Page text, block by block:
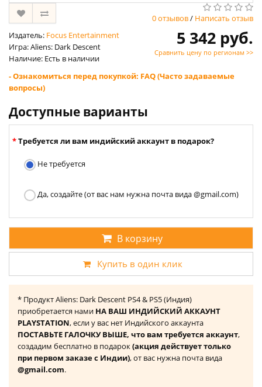
0 отзывов/ Написать отзыв
Издатель: Focus Entertainment
Игра: Aliens: Dark Descent
Наличие: Есть в наличии
5 342 руб.
Сравнить цену по регионам >>
- Ознакомиться перед покупкой: FAQ (Часто задаваемые
вопросы)
Доступные варианты
Требуется ли вам индийский аккаунт в подарок?
Не требуется
Да, создайте (от вас нам нужна почта вида @gmail.com)
В корзину
Купить в один клик
* Продукт Aliens: Dark Descent PS4 & PS5 (Индия)
приобретается нами НА ВАШ ИНДИЙСКИЙ АККАУНТ
PLAYSTATION, если у вас нет Индийского аккаунта
ПОСТАВЬТЕ ГАЛОЧКУ ВЫШЕ, что вам требуется аккаунт,
создадим бесплатно в подарок(акция действует только
при первом заказе с Индии), от вас нужна почта вида
@gmail.com.